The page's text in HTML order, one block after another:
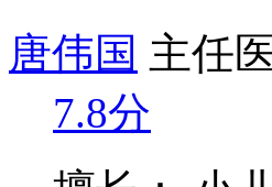
唐伟国 主任
7.8分